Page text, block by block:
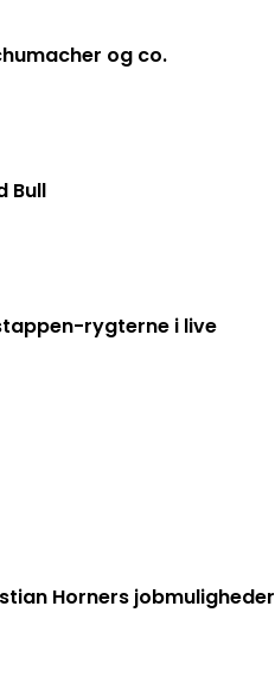
og co.
Bull
rygterne i live
Horners jobmuligheder